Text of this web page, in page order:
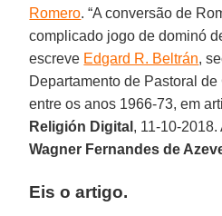
Romero. “A conversão de
complicado jogo de dominó
escreve Edgard R. Beltrán,
Departamento de Pastoral
entre os anos 1966-73, em
Religión Digital , 11-10-2018.
Wagner Fernandes de
Eis o artigo.